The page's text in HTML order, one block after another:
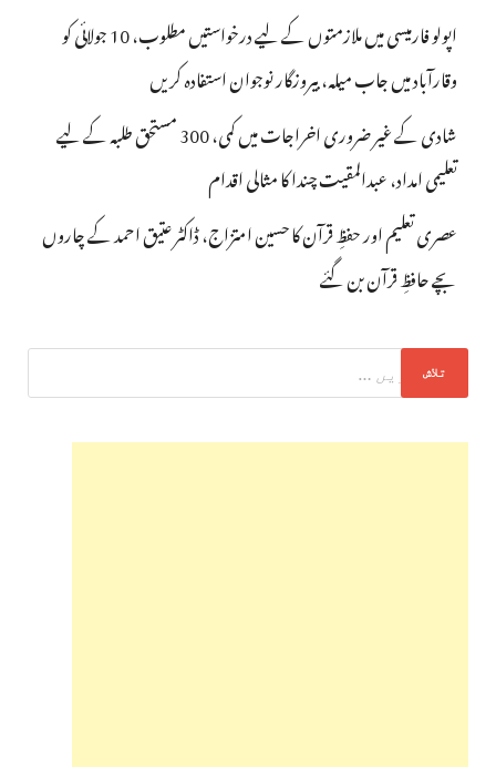
اپولو فارمیسی میں ملازمتوں کے لیے درخواستیں مطلوب، 10 جولائی کو
وقارآباد میں جاب میلہ، بیروزگار نوجوان استفادہ کریں
شادی کے غیر ضروری اخراجات میں کمی، 300 مستحق طلبہ کے لیے
تعلیمی امداد، عبدالمقیت چندا کا مثالی اقدام
عصری تعلیم اور حفظِ قرآن کا حسین امتزاج، ڈاکٹر عتیق احمد کے چاروں
بچے حافظِ قرآن بن گئے